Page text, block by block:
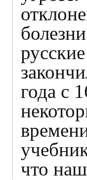
года с
что